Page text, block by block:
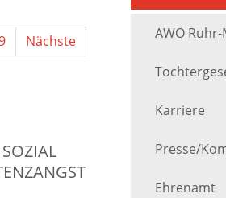
Nächste
AWO
Karriere
Presse/
Ehrenamt